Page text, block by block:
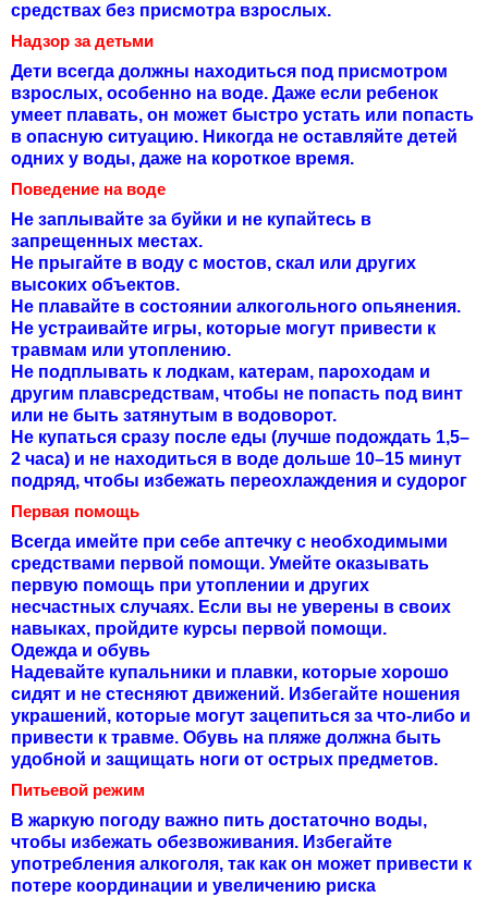
средствах без присмотра взрослых.
Надзор за детьми
Дети всегда должны находиться под присмотром
взрослых, особенно на воде. Даже если ребенок
умеет плавать, он может быстро устать или попасть
в опасную ситуацию. Никогда не оставляйте детей
одних у воды, даже на короткое время.
Поведение на воде
Не заплывайте за буйки и не купайтесь в
запрещенных местах.
Не прыгайте в воду с мостов, скал или других
высоких объектов.
Не плавайте в состоянии алкогольного опьянения.
Не устраивайте игры, которые могут привести к
травмам или утоплению.
Не подплывать к лодкам, катерам, пароходам и
другим плавсредствам, чтобы не попасть под винт
или не быть затянутым в водоворот.
Не купаться сразу после еды (лучше подождать 1,5–
2 часа) и не находиться в воде дольше 10–15 минут
подряд, чтобы избежать переохлаждения и судорог
Первая помощь
Всегда имейте при себе аптечку с необходимыми
средствами первой помощи. Умейте оказывать
первую помощь при утоплении и других
несчастных случаях. Если вы не уверены в своих
навыках, пройдите курсы первой помощи.
Одежда и обувь
Надевайте купальники и плавки, которые хорошо
сидят и не стесняют движений. Избегайте ношения
украшений, которые могут зацепиться за что-либо и
привести к травме. Обувь на пляже должна быть
удобной и защищать ноги от острых предметов.
Питьевой режим
В жаркую погоду важно пить достаточно воды,
чтобы избежать обезвоживания. Избегайте
употребления алкоголя, так как он может привести к
потере координации и увеличению риска